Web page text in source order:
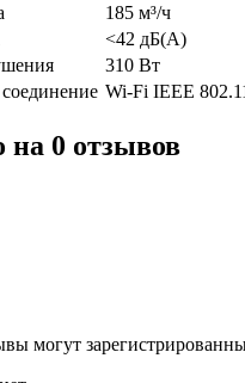
185 м³/ч
<42 дБ(А)
310 Вт
Wi-Fi IEEE
на 0 отзывов
могут